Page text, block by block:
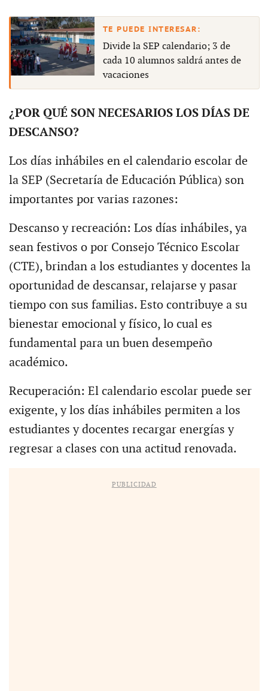
Divide la SEP calendario; 3 de
cada 10 alumnos saldrá antes de
vacaciones
¿POR QUÉ SON NECESARIOS LOS DÍAS DE
DESCANSO?
Los días inhábiles en el calendario escolar de
la SEP (Secretaría de Educación Pública) son
importantes por varias razones:
Descanso y recreación: Los días inhábiles, ya
sean festivos o por Consejo Técnico Escolar
(CTE), brindan a los estudiantes y docentes la
oportunidad de descansar, relajarse y pasar
tiempo con sus familias. Esto contribuye a su
bienestar emocional y físico, lo cual es
fundamental para un buen desempeño
académico.
Recuperación: El calendario escolar puede ser
exigente, y los días inhábiles permiten a los
estudiantes y docentes recargar energías y
regresar a clases con una actitud renovada.
PUBLICIDAD